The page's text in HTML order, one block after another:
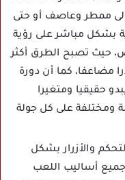
ممطر وعاصف أو حتى
بشكل مباشر على رؤية
حيث تصبح الطرق أكثر
مضاعفا، كما أن دورة
حقيقيا ومتغيرا
ومختلفة على كل جولة
والأزرار بشكل
أساليب اللعب